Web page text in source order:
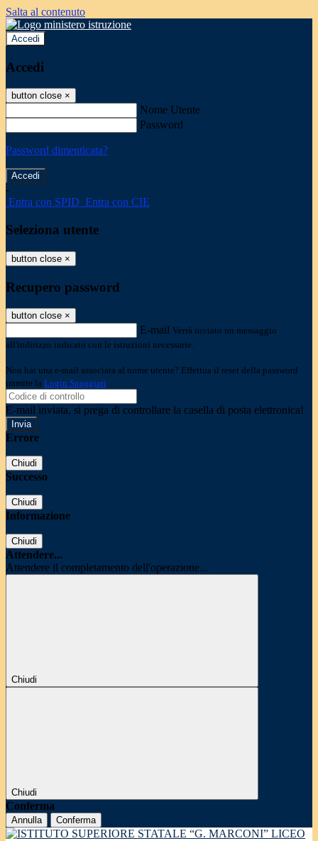
Salta al contenuto
Accedi
Accedi
button close ×
Nome Utente
Password
Password dimenticata?
-
Entra con SPID Entra con CIE
Seleziona utente
button close ×
Recupero password
button close ×
E-mail Verrà inviato un messaggio
all'indirizzo indicato con le istruzioni necessarie.
Non hai una e-mail associata al nome utente? Effettua il reset della password
tramite la Login Spaggiari
E-mail inviata, si prega di controllare la casella di posta elettronica!
Errore
Chiudi
Successo
Chiudi
Informazione
Chiudi
Attendere...
Attendere il completamento dell'operazione...
Chiudi
Chiudi
Conferma
Annulla Conferma
LICEO